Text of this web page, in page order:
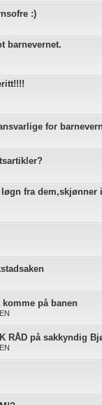
:)
barnevernet.
for
fra dem,skjønner
på banen
RÅD på sakkyndig